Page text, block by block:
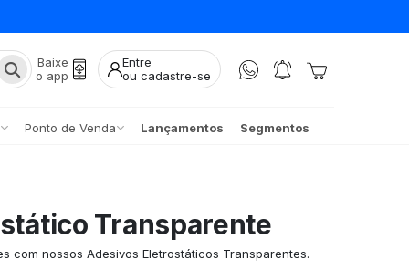
Baixe
o app
Entre
ou cadastre-se
Ponto de Venda Lançamentos Segmentos
Transparente
com nossos Adesivos Eletrostáticos Transparentes.